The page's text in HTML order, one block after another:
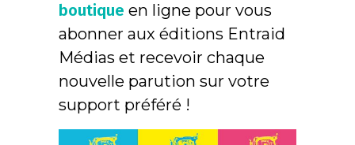
boutique en ligne pour vous
abonner aux éditions Entraid
Médias et recevoir chaque
nouvelle parution sur votre
support préféré !